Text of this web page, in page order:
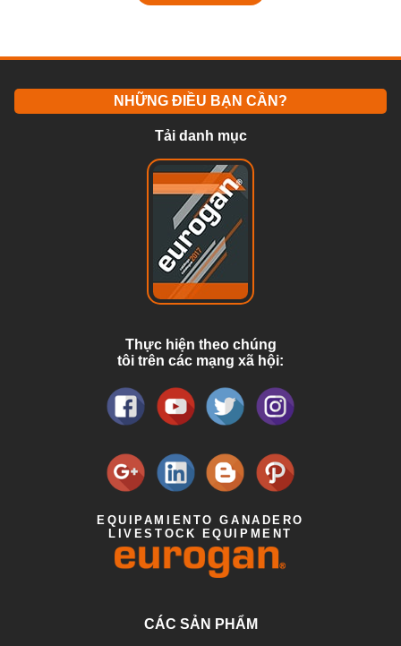
NHỮNG ĐIỀU BẠN CẦN?
Tải danh mục
Thực hiện theo chúng
tôi trên các mạng xã hội:
EQUIPAMIENTO GANADERO
LIVESTOCK EQUIPMENT
CÁC SẢN PHẨM